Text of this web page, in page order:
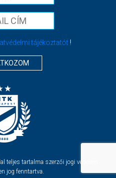
tájékoztatót!
tartalma szerzői jogi védelem
jog fenntartva.